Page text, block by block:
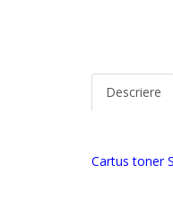
Descriere
Cartus toner